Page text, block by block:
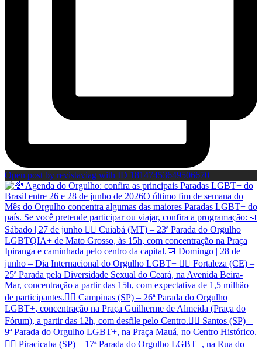
Open post by revistaviag with ID 18147453649506670